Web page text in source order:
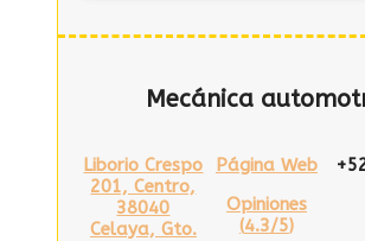
Mecánica
Liborio Crespo
201, Centro,
38040
Celaya, Gto.
Página Web
Opiniones
(4.3/5)